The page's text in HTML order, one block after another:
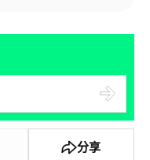
分享